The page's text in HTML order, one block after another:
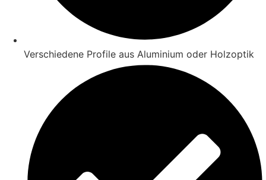
Verschiedene Profile aus Aluminium oder Holzoptik